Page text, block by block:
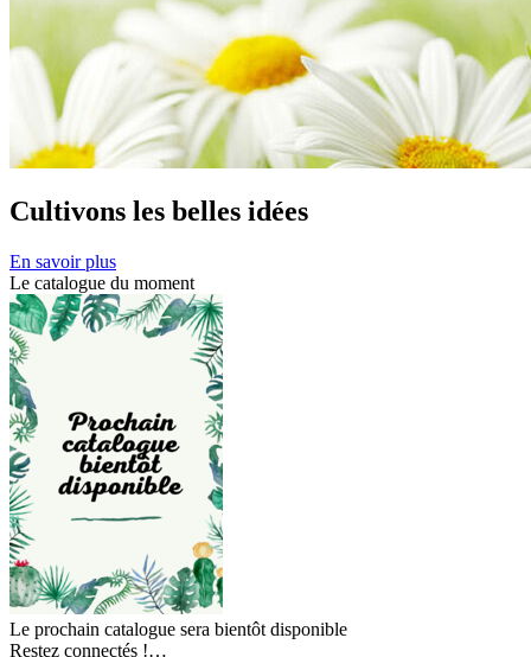
Cultivons les belles idées
En savoir plus
Le catalogue du moment
Le prochain catalogue sera bientôt disponible
Restez connectés !…